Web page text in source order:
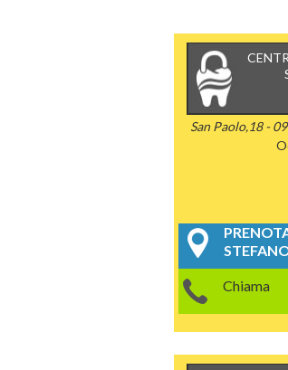
San Paolo,18 -
Chiama